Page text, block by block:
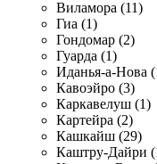
Виламора (11)
Гиа (1)
Гондомар (2)
Гуарда (1)
Иданья-а-Нова
Кавоэйро (3)
Каркавелуш (1)
Картейра (2)
Кашкайш (29)
Каштру-Дайри